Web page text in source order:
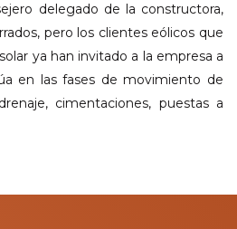
delegado de la constructora,
pero los clientes eólicos que
ya han invitado a la empresa a
en las fases de movimiento de
cimentaciones, puestas a